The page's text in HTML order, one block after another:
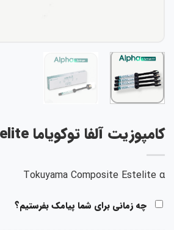
کامپوزیت آلفا توکویاما Estelite
Tokuyama Composite Estelite α
چه زمانی برای شما پیامک بفرستیم؟